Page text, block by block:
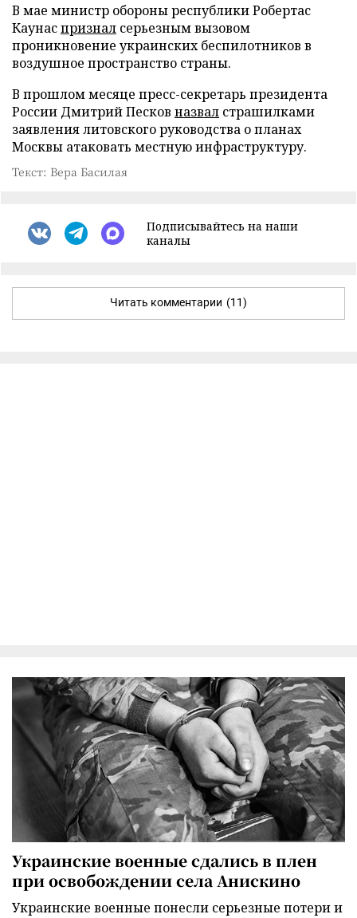
В мае министр обороны республики Робертас
Каунаспризнал серьезным вызовом
проникновение украинских беспилотников в
воздушное пространство страны.
В прошлом месяце пресс-секретарь президента
России Дмитрий Песков назвал страшилками
заявления литовского руководства о планах
Москвы атаковать местную инфраструктуру.
Текст: Вера Басилая
Подписывайтесь на наши
каналы
Читать комментарии (11)
Украинские военные сдались в плен
при освобождении села Анискино
Украинские военные понесли серьезные потери и